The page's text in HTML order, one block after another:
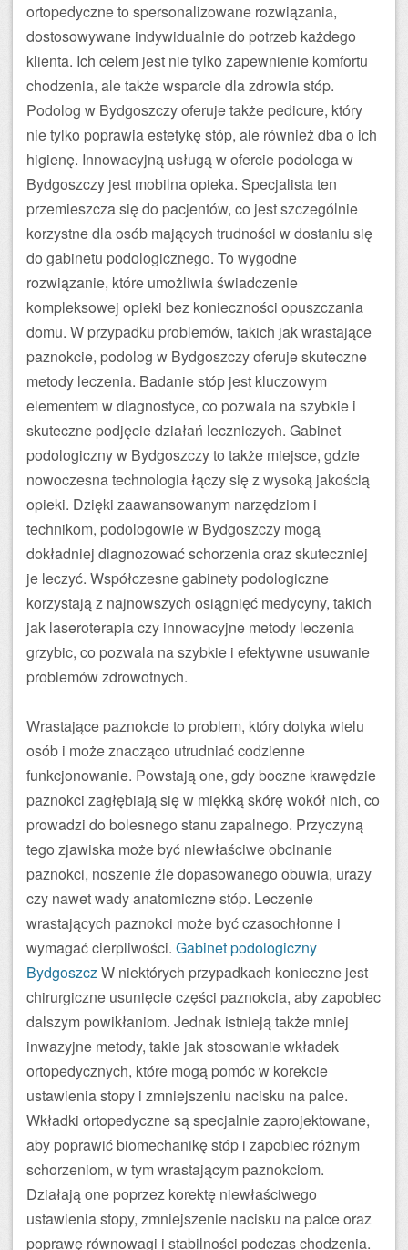
ortopedyczne to spersonalizowane rozwiązania,
dostosowywane indywidualnie do potrzeb każdego
klienta. Ich celem jest nie tylko zapewnienie komfortu
chodzenia, ale także wsparcie dla zdrowia stóp.
Podolog w Bydgoszczy oferuje także pedicure, który
nie tylko poprawia estetykę stóp, ale również dba o ich
higienę. Innowacyjną usługą w ofercie podologa w
Bydgoszczy jest mobilna opieka. Specjalista ten
przemieszcza się do pacjentów, co jest szczególnie
korzystne dla osób mających trudności w dostaniu się
do gabinetu podologicznego. To wygodne
rozwiązanie, które umożliwia świadczenie
kompleksowej opieki bez konieczności opuszczania
domu. W przypadku problemów, takich jak wrastające
paznokcie, podolog w Bydgoszczy oferuje skuteczne
metody leczenia. Badanie stóp jest kluczowym
elementem w diagnostyce, co pozwala na szybkie i
skuteczne podjęcie działań leczniczych. Gabinet
podologiczny w Bydgoszczy to także miejsce, gdzie
nowoczesna technologia łączy się z wysoką jakością
opieki. Dzięki zaawansowanym narzędziom i
technikom, podologowie w Bydgoszczy mogą
dokładniej diagnozować schorzenia oraz skuteczniej
je leczyć. Współczesne gabinety podologiczne
korzystają z najnowszych osiągnięć medycyny, takich
jak laseroterapia czy innowacyjne metody leczenia
grzybic, co pozwala na szybkie i efektywne usuwanie
problemów zdrowotnych.
Wrastające paznokcie to problem, który dotyka wielu
osób i może znacząco utrudniać codzienne
funkcjonowanie. Powstają one, gdy boczne krawędzie
paznokci zagłębiają się w miękką skórę wokół nich, co
prowadzi do bolesnego stanu zapalnego. Przyczyną
tego zjawiska może być niewłaściwe obcinanie
paznokci, noszenie źle dopasowanego obuwia, urazy
czy nawet wady anatomiczne stóp. Leczenie
wrastających paznokci może być czasochłonne i
wymagać cierpliwości. Gabinet podologiczny
BydgoszczW niektórych przypadkach konieczne jest
chirurgiczne usunięcie części paznokcia, aby zapobiec
dalszym powikłaniom. Jednak istnieją także mniej
inwazyjne metody, takie jak stosowanie wkładek
ortopedycznych, które mogą pomóc w korekcie
ustawienia stopy i zmniejszeniu nacisku na palce.
Wkładki ortopedyczne są specjalnie zaprojektowane,
aby poprawić biomechanikę stóp i zapobiec różnym
schorzeniom, w tym wrastającym paznokciom.
Działają one poprzez korektę niewłaściwego
ustawienia stopy, zmniejszenie nacisku na palce oraz
poprawę równowagi i stabilności podczas chodzenia.